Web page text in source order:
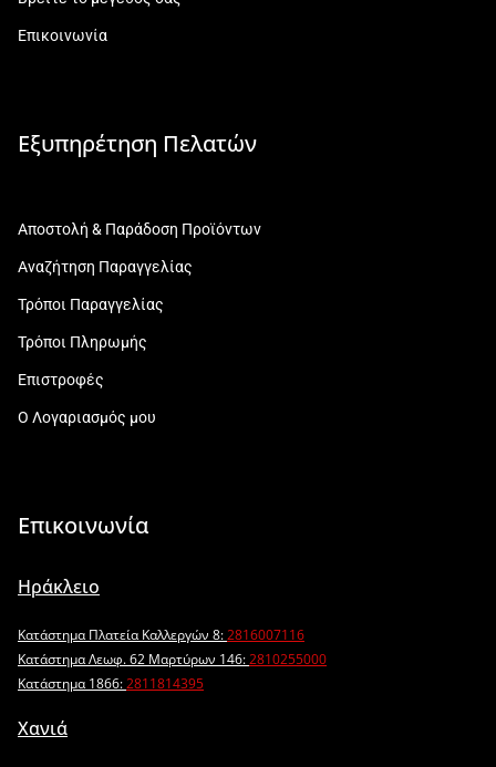
Επικοινωνία
Εξυπηρέτηση Πελατών
Αποστολή & Παράδοση Προϊόντων
Αναζήτηση Παραγγελίας
Τρόποι Παραγγελίας
Τρόποι Πληρωμής
Επιστροφές
Ο Λογαριασμός μου
Επικοινωνία
Ηράκλειο
Κατάστημα Πλατεία Καλλεργών 8:2816007116
Κατάστημα Λεωφ. 62 Μαρτύρων 146:2810255000
Κατάστημα 1866:2811814395
Χανιά